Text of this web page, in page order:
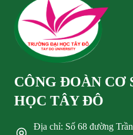
CÔNG ĐOÀN CƠ
HỌC TÂY ĐÔ
Địa chỉ: Số 68 đường